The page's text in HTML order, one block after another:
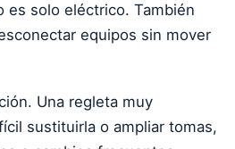
es solo eléctrico. También
equipos sin mover
Una regleta muy
sustituirla o ampliar tomas,